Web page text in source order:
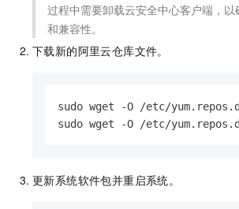
过程中需要卸载云安全中心客户端，
和兼容性。
下载新的阿里云仓库文件。
sudo wget -O /etc/
sudo wget -O /etc/
更新系统软件包并重启系统。